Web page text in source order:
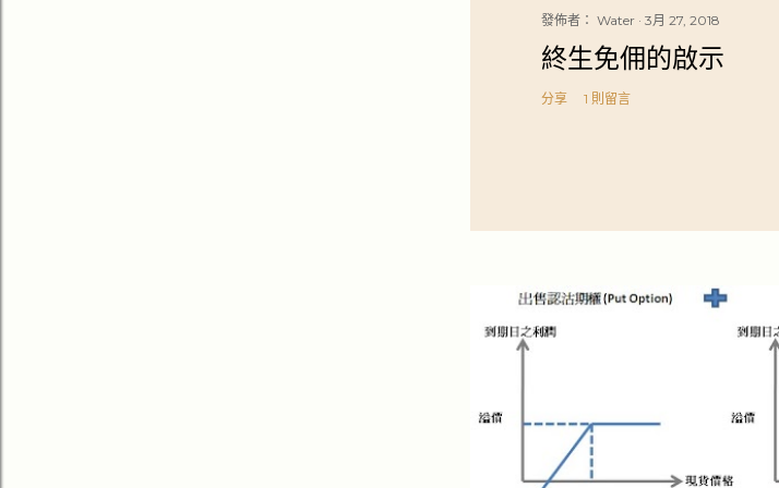
發佈者： Water 3月 27, 2018
終生免佣的啟示
分享 1 則留言